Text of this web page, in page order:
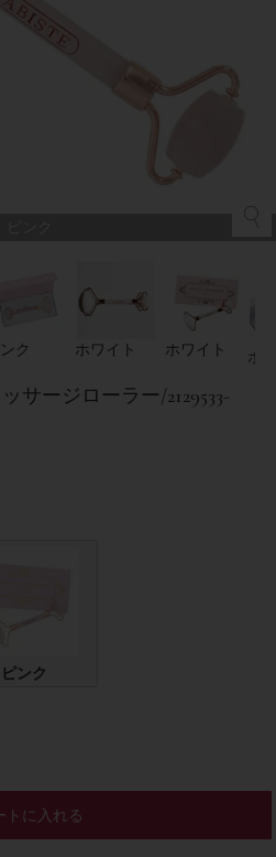
ク ホワイト ホワイト ホ
サージローラー/2129533-
ピンク
トに入れる